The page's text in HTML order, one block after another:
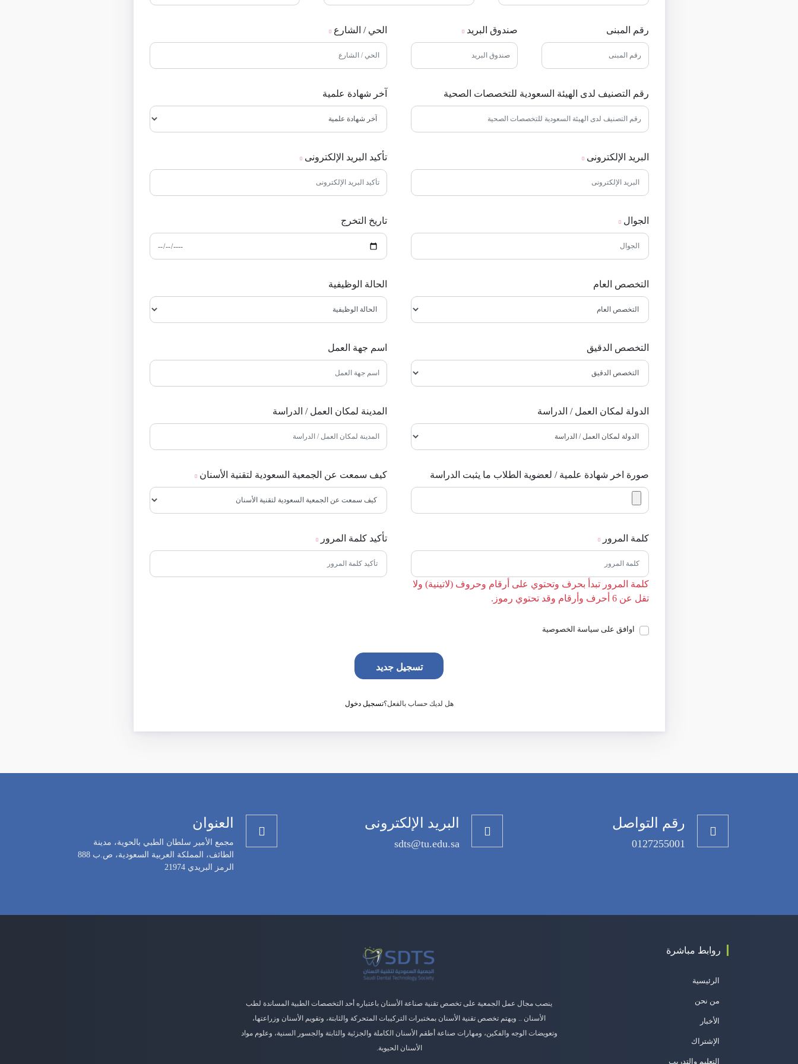
رقم المبنى صندوق البريد الحي / الشارع
رقم التصنيف لدى الهيئة السعودية للتخصصات الصحية آخر شهادة علمية
البريد الإلكترونى تأكيد البريد الإلكترونى
الجوال تاريخ التخرج
التخصص العام الحالة الوظيفية
التخصص الدقيق اسم جهة العمل
الدولة لمكان العمل / الدراسة المدينة لمكان العمل / الدراسة
صورة اخر شهادة علمية / لعضوية الطلاب ما يثبت الدراسة كيف سمعت عن الجمعية السعودية لتقنية الأسنان
كلمة المرور
كلمة المرور تبدأ بحرف وتحتوي على أرقام وحروف (لاتينية) ولا
تقل عن 6 أحرف وأرقام وقد تحتوي رموز.
تأكيد كلمة المرور
اوافق على سياسة الخصوصية
تسجيل جديد
هل لديك حساب بالفعل؟تسجيل دخول
رقم التواصل
0127255001
البريد الإلكترونى
sdts@tu.edu.sa
العنوان
مجمع الأمير سلطان الطبي بالحوية، مدينة
الطائف، المملكة العربية السعودية، ص.ب 888
الرمز البريدي 21974
روابط مباشرة
الرئيسية
من نحن
الأخبار
الإشتراك
التعليم والتدريب
ينصب مجال عمل الجمعية على تخصص تقنية صناعة الأسنان باعتباره أحد التخصصات الطبية المساندة لطب
الأسنان .. ويهتم تخصص تقنية الأسنان بمختبرات التركيبات المتحركة والثابتة، وتقويم الأسنان وزراعتها،
وتعويضات الوجه والفكين، ومهارات صناعة أطقم الأسنان الكاملة والجزئية والثابتة والجسور السنية، وعلوم مواد
الأسنان الحيوية.